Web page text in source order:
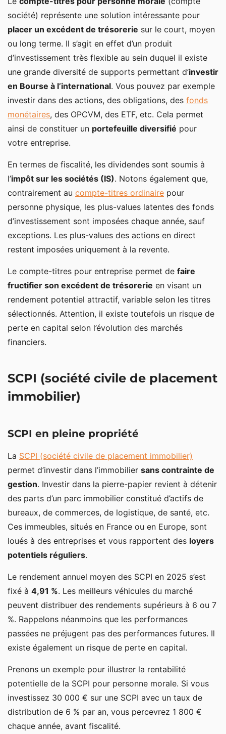
société) représente une solution intéressante pour
placer un excédent de trésorerie sur le court, moyen
ou long terme. Il s’agit en effet d’un produit
d’investissement très flexible au sein duquel il existe
une grande diversité de supports permettant d’investir
en Bourse à l’international. Vous pouvez par exemple
investir dans des actions, des obligations, des fonds
monétaires, des OPCVM, des ETF, etc. Cela permet
ainsi de constituer un portefeuille diversifié pour
votre entreprise.
En termes de fiscalité, les dividendes sont soumis à
l’impôt sur les sociétés (IS). Notons également que,
contrairement au compte-titres ordinaire pour
personne physique, les plus-values latentes des fonds
d’investissement sont imposées chaque année, sauf
exceptions. Les plus-values des actions en direct
restent imposées uniquement à la revente.
Le compte-titres pour entreprise permet de faire
fructifier son excédent de trésorerie en visant un
rendement potentiel attractif, variable selon les titres
sélectionnés. Attention, il existe toutefois un risque de
perte en capital selon l’évolution des marchés
financiers.
SCPI (société civile de placement
immobilier)
SCPI en pleine propriété
La SCPI (société civile de placement immobilier)
permet d’investir dans l’immobilier sans contrainte de
gestion. Investir dans la pierre-papier revient à détenir
des parts d’un parc immobilier constitué d’actifs de
bureaux, de commerces, de logistique, de santé, etc.
Ces immeubles, situés en France ou en Europe, sont
loués à des entreprises et vous rapportent des loyers
potentiels réguliers.
Le rendement annuel moyen des SCPI en 2025 s’est
fixé à 4,91 %. Les meilleurs véhicules du marché
peuvent distribuer des rendements supérieurs à 6 ou 7
%. Rappelons néanmoins que les performances
passées ne préjugent pas des performances futures. Il
existe également un risque de perte en capital.
Prenons un exemple pour illustrer la rentabilité
potentielle de la SCPI pour personne morale. Si vous
investissez 30 000 € sur une SCPI avec un taux de
distribution de 6 % par an, vous percevrez 1 800 €
chaque année, avant fiscalité.